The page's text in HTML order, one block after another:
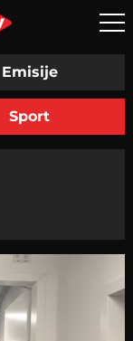
Emisije
Sport